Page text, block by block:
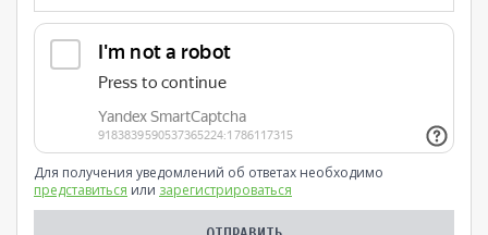
Для получения уведомлений об ответах необходимо
представиться или зарегистрироваться